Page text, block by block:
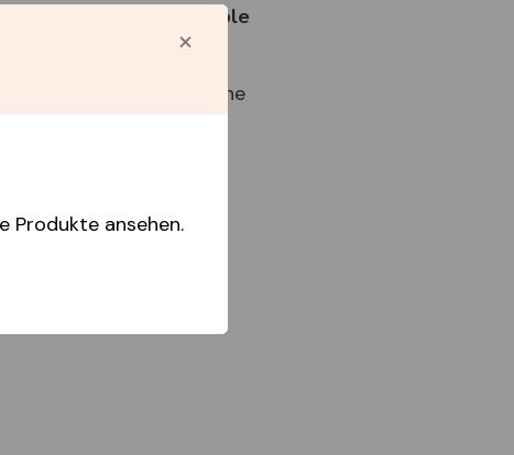
Produkte ansehen.
Verwendete Symbole
Best Buy Capperline